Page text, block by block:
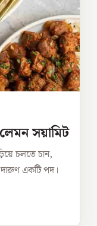
সয়ামিট
চলতে চান,
একটি পদ।